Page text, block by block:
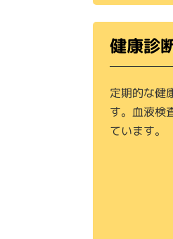
健康診
定期的な健
す。血液検
ています。